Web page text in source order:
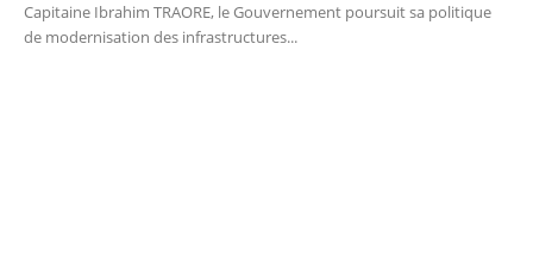
Capitaine Ibrahim TRAORE, le Gouvernement poursuit sa politique
de modernisation des infrastructures...